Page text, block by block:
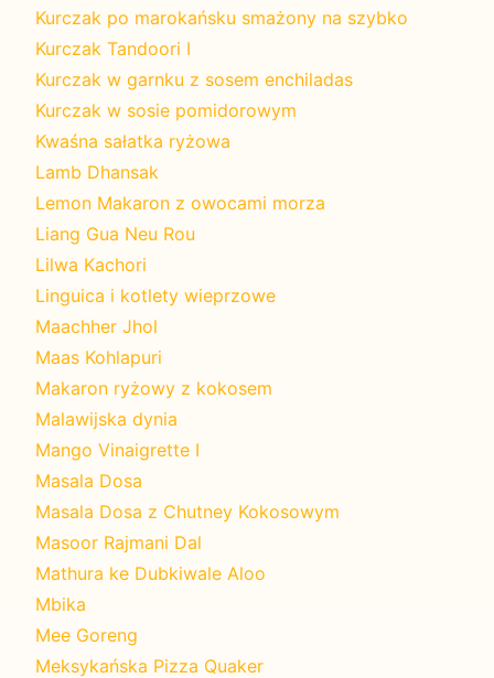
Kurczak po marokańsku smażony na szybko
Kurczak Tandoori I
Kurczak w garnku z sosem enchiladas
Kurczak w sosie pomidorowym
Kwaśna sałatka ryżowa
Lamb Dhansak
Lemon Makaron z owocami morza
Liang Gua Neu Rou
Lilwa Kachori
Linguica i kotlety wieprzowe
Maachher Jhol
Maas Kohlapuri
Makaron ryżowy z kokosem
Malawijska dynia
Mango Vinaigrette I
Masala Dosa
Masala Dosa z Chutney Kokosowym
Masoor Rajmani Dal
Mathura ke Dubkiwale Aloo
Mbika
Mee Goreng
Meksykańska Pizza Quaker